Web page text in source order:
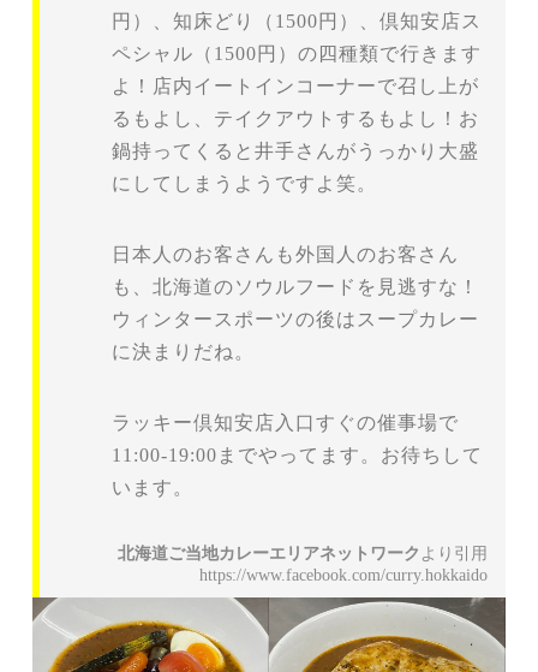
円）、知床どり（1500円）、倶知安店ス
ペシャル（1500円）の四種類で行きます
よ！店内イートインコーナーで召し上が
るもよし、テイクアウトするもよし！お
鍋持ってくると井手さんがうっかり大盛
にしてしまうようですよ笑。
日本人のお客さんも外国人のお客さん
も、北海道のソウルフードを見逃すな！
ウィンタースポーツの後はスープカレー
に決まりだね。
ラッキー倶知安店入口すぐの催事場で
11:00-19:00までやってます。お待ちして
います。
北海道ご当地カレーエリアネットワーク より引用
https://www.facebook.com/curry.hokkaido